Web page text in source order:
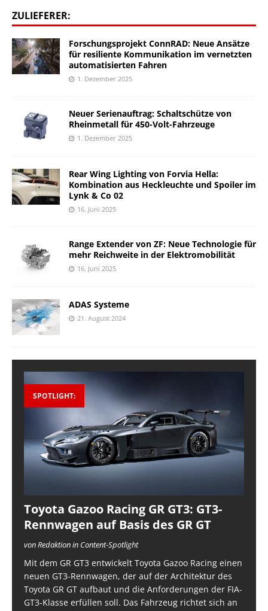
ZULIEFERER:
Forschungsprojekt ConnRAD: Neue Ansätze
für resiliente Kommunikation im vernetzten
automatisierten Fahren
1. Dezember 2025
Neuer Serienauftrag: Schaltschütze von
Rheinmetall für 450-Volt-Fahrzeuge
1. Dezember 2025
Rear Wing Lighting von Forvia Hella:
Kombination aus Heckleuchte und Spoiler im
Lynk & Co 02
16. Juni 2025
Range Extender von ZF: Neue Technologie für
mehr Reichweite in der Elektromobilität
16. Juni 2025
ADAS Systeme
21. August 2024
SPOTLIGHT:
Toyota Gazoo Racing GR GT3: GT3-
Rennwagen auf Basis des GR GT
von Redaktion in Content-Spotlight
Mit dem GR GT3 entwickelt Toyota Gazoo Racing einen
neuen GT3-Rennwagen, der auf der Architektur des
Toyota GR GT aufbaut und die Anforderungen der FIA-
GT3-Klasse erfüllen soll. Das Fahrzeug richtet sich an